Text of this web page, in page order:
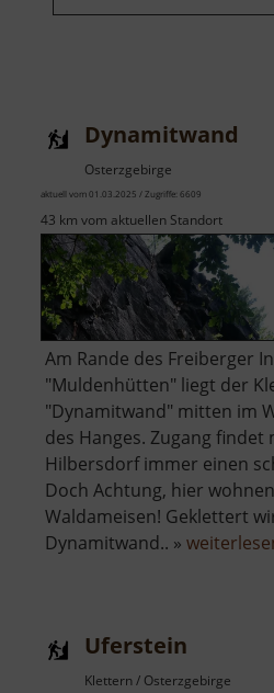
Dynamitwand
Osterzgebirge
aktuell vom 01.03.2025 / Zugriffe: 6609
43 km vom aktuellen Standort
Am Rande des Freiberger
"Muldenhütten" liegt der
"Dynamitwand" mitten im
des Hanges. Zugang findet
Hilbersdorf immer einen
Doch Achtung, hier
Waldameisen! Geklettert
Dynamitwand.. »
Uferstein
Klettern / Osterzgebirge